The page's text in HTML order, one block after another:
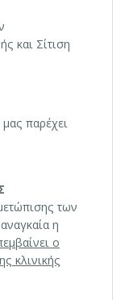
και Σίτιση
παρέχει
των
η
ο
κλινικής